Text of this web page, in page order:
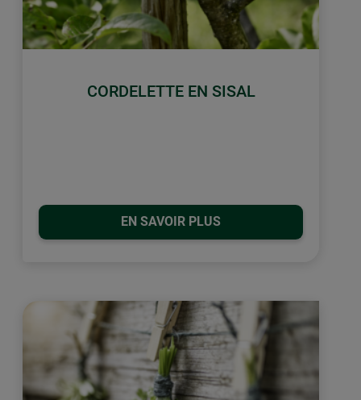
CORDELETTE EN SISAL
EN SAVOIR PLUS